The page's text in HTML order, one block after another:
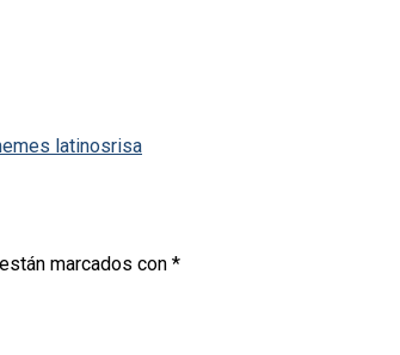
latinosrisa
marcados con *